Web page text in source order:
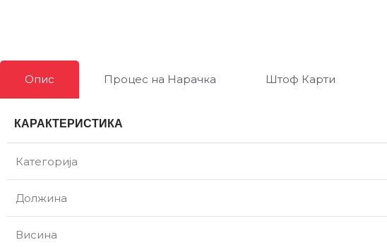
Опис Процес на Нарачка Штоф Карти
КАРАКТЕРИСТИКА
Категорија
Должина
Висина